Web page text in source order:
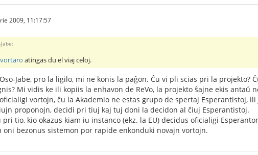
2009, 11:17:57
vortaro atingas du el viaj celoj.
Jabe, pro la ligilo, mi ne konis la paĝon. Ĉu vi pli scias pri la
Mi vidis ke ili kopiis la enhavon de ReVo, la projekto ŝajne ekis antaŭ
vortojn, ĉu la Akademio ne estas grupo de spertaj Esperantistoj,
proponojn, decidi pri tiuj kaj tuj doni la decidon al ĉiuj Esperantistoj.
pri tio, kio okazus kiam iu instanco (ekz. la EU) decidus oficialigi
oni bezonus sistemon por rapide enkonduki novajn vortojn.